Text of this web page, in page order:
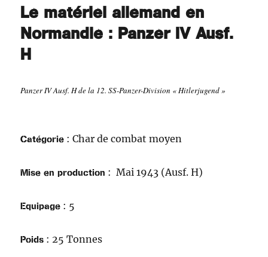
Le matériel allemand en
Normandie : Panzer IV Ausf.
H
Panzer IV Ausf. H de la 12. SS-Panzer-Division « Hitlerjugend »
Catégorie : Char de combat moyen
Mise en production : Mai 1943 (Ausf. H)
Equipage : 5
Poids : 25 Tonnes